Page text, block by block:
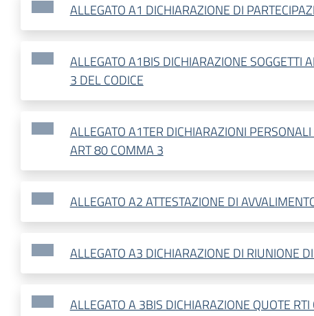
ALLEGATO A1 DICHIARAZIONE DI
ALLEGATO A1BIS DICHIARAZIONE SOGGETTI
3 DEL CODICE
ALLEGATO A1TER DICHIARAZIONI PERSONALI
ART 80 COMMA 3
ALLEGATO A2 ATTESTAZIONE DI
ALLEGATO A3 DICHIARAZIONE DI RIUNIONE
ALLEGATO A 3BIS DICHIARAZIONE QUOTE RTI